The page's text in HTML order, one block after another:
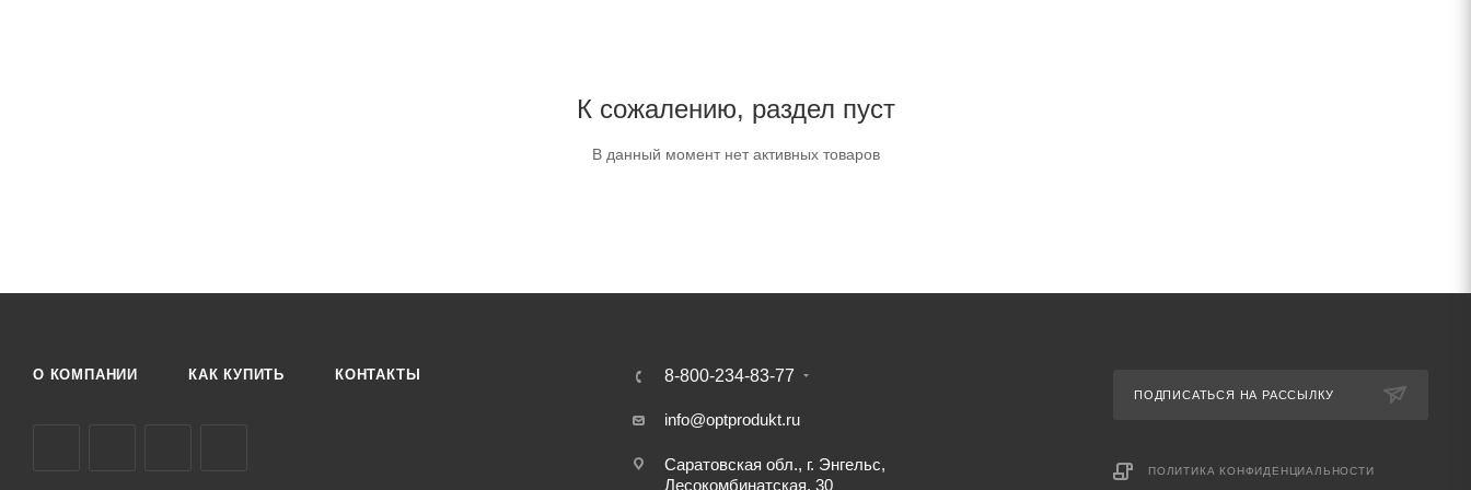
К сожалению, раздел пуст
В данный момент нет активных товаров
О КОМПАНИИ КАК КУПИТЬ КОНТАКТЫ 8-800-234-83-77
info@optprodukt.ru
Саратовская обл., г. Энгельс,
Лесокомбинатская, 30
ПОДПИСАТЬСЯ НА РАССЫЛКУ
ПОЛИТИКА КОНФИДЕНЦИАЛЬНОСТИ